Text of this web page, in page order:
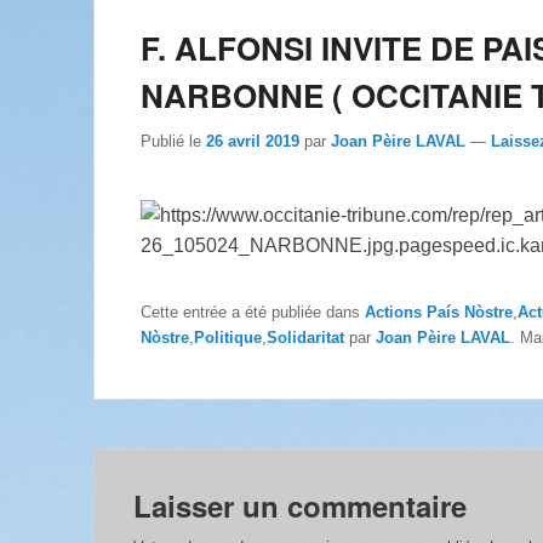
F. ALFONSI INVITE DE
NARBONNE ( OCCITANIE
Publié le 26 avril 2019 par Joan Pèire LAVAL —
Cette entrée a été publiée dans Actions País Nòstre
Nòstre Politique Solidaritat par Joan Pèire LAVAL .
Laisser un commentaire